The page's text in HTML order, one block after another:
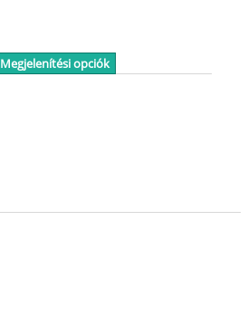
Megjelenítési opciók